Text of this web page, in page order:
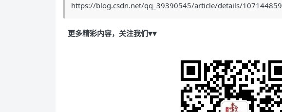
https://blog.csdn.net/qq_39390545/article/details/107144859
更多精彩内容，关注我们▼▼